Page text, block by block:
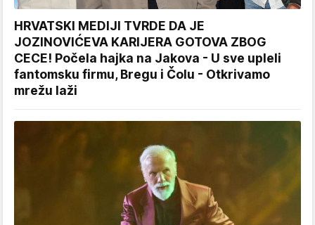
HRVATSKI MEDIJI TVRDE DA JE
JOZINOVIĆEVA KARIJERA GOTOVA ZBOG
CECE! Počela hajka na Jakova - U sve upleli
fantomsku firmu, Bregu i Čolu - Otkrivamo
mrežu laži